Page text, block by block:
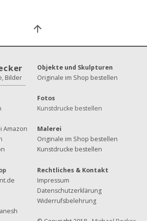
Bilder
Amazon
Objekte und Skulpturen
Originale im Shop bestellen
Fotos
Kunstdrucke bestellen
Malerei
Originale im Shop bestellen
Kunstdrucke bestellen
Rechtliches & Kontakt
Impressum
Datenschutzerklärung
Widerrufsbelehrung